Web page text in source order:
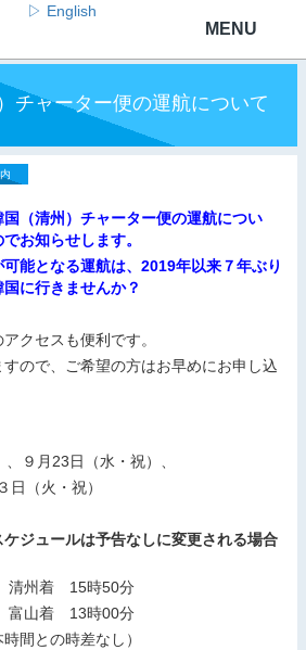
▷ English
チャーター便の運航について
（清州）チャーター便の運航につい
お知らせします。
能となる運航は、2019年以来７年ぶり
に行きませんか？
クセスも便利です。
ので、ご希望の方はお早めにお申し込
９月23日（水・祝）、
日（火・祝）
ジュールは予告なしに変更される場合
州着 15時50分
山着 13時00分
間との時差なし）